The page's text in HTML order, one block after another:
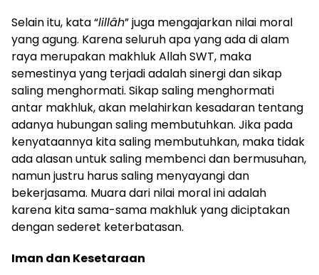
Selain itu, kata “lillâh” juga mengajarkan nilai moral
yang agung. Karena seluruh apa yang ada di alam
raya merupakan makhluk Allah SWT, maka
semestinya yang terjadi adalah sinergi dan sikap
saling menghormati. Sikap saling menghormati
antar makhluk, akan melahirkan kesadaran tentang
adanya hubungan saling membutuhkan. Jika pada
kenyataannya kita saling membutuhkan, maka tidak
ada alasan untuk saling membenci dan bermusuhan,
namun justru harus saling menyayangi dan
bekerjasama. Muara dari nilai moral ini adalah
karena kita sama-sama makhluk yang diciptakan
dengan sederet keterbatasan.
Iman dan Kesetaraan